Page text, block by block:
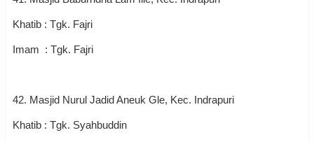
Khatib : Tgk. Fajri
Imam : Tgk. Fajri
42. Masjid Nurul Jadid Aneuk Gle, Kec. Indrapuri
Khatib : Tgk. Syahbuddin